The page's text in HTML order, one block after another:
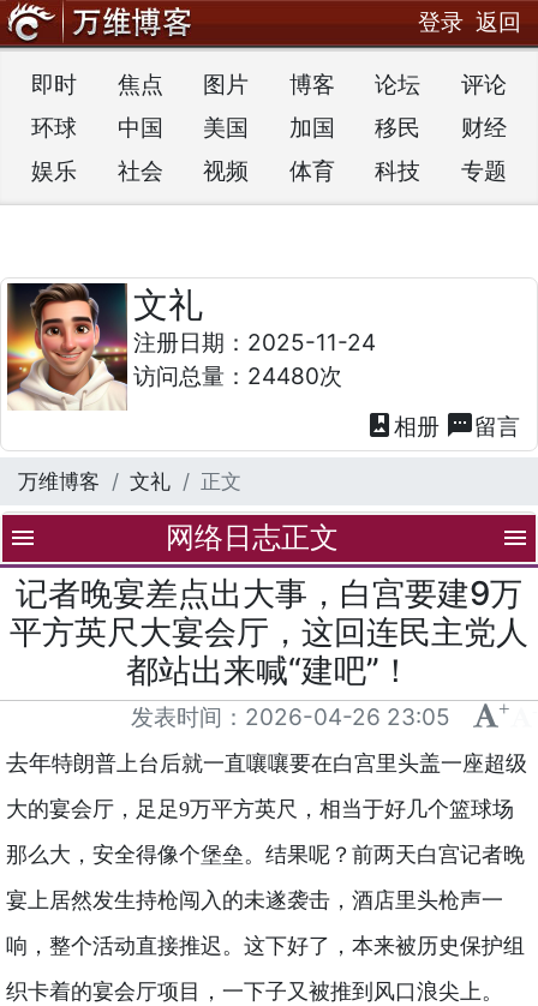
登录 返回
即时 焦点 图片 博客 论坛
评论
环球
中国 美国 加国 移民
财经
娱乐
社会 视频 体育 科技 专题
文礼
注册日期：2025-11-24
访问总量：24480次
photo_album 相册 textsms留言
万维博客 文礼 正文
menu 网络日志正文 menu
记者晚宴差点出大事，白宫要建9万
平方英尺大宴会厅，这回连民主党人
都站出来喊“建吧”！
发表时间： 2026-04-26 23:05 +
去年特朗普上台后就一直嚷嚷要在白宫里头盖一座超级
大的宴会厅，足足9万平方英尺，相当于好几个篮球场
那么大，安全得像个堡垒。结果呢？前两天白宫记者晚
宴上居然发生持枪闯入的未遂袭击，酒店里头枪声一
响，整个活动直接推迟。这下好了，本来被历史保护组
织卡着的宴会厅项目，一下子又被推到风口浪尖上。